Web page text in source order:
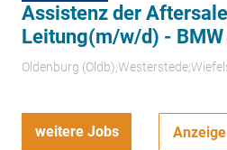
Assistenz der
Leitung(m/w/d) - BMW
Oldenburg
weitere Jobs